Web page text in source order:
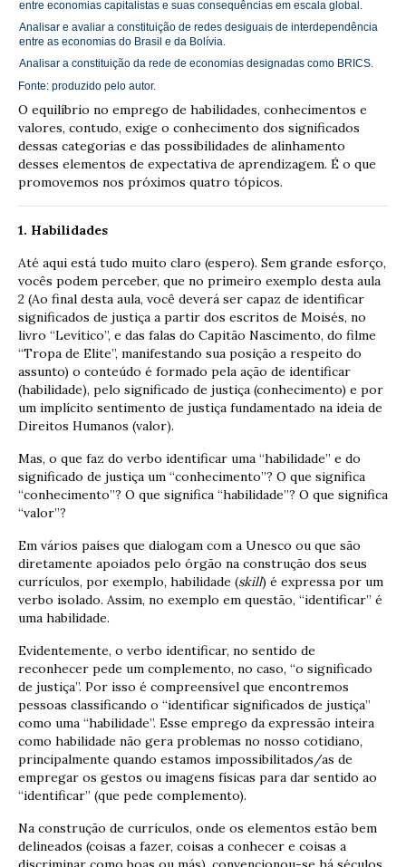
entre economias capitalistas e suas consequências em escala global.
Analisar e avaliar a constituição de redes desiguais de interdependência
entre as economias do Brasil e da Bolívia.
Analisar a constituição da rede de economias designadas como BRICS.
Fonte: produzido pelo autor.
O equilíbrio no emprego de habilidades, conhecimentos e
valores, contudo, exige o conhecimento dos significados
dessas categorias e das possibilidades de alinhamento
desses elementos de expectativa de aprendizagem. É o que
promovemos nos próximos quatro tópicos.
1. Habilidades
Até aqui está tudo muito claro (espero). Sem grande esforço,
vocês podem perceber, que no primeiro exemplo desta aula
2 (Ao final desta aula, você deverá ser capaz de identificar
significados de justiça a partir dos escritos de Moisés, no
livro “Levítico”, e das falas do Capitão Nascimento, do filme
“Tropa de Elite”, manifestando sua posição a respeito do
assunto) o conteúdo é formado pela ação de identificar
(habilidade), pelo significado de justiça (conhecimento) e por
um implícito sentimento de justiça fundamentado na ideia de
Direitos Humanos (valor).
Mas, o que faz do verbo identificar uma “habilidade” e do
significado de justiça um “conhecimento”? O que significa
“conhecimento”? O que significa “habilidade”? O que significa
“valor”?
Em vários países que dialogam com a Unesco ou que são
diretamente apoiados pelo órgão na construção dos seus
currículos, por exemplo, habilidade (skill) é expressa por um
verbo isolado. Assim, no exemplo em questão, “identificar” é
uma habilidade.
Evidentemente, o verbo identificar, no sentido de
reconhecer pede um complemento, no caso, “o significado
de justiça”. Por isso é compreensível que encontremos
pessoas classificando o “identificar significados de justiça”
como uma “habilidade”. Esse emprego da expressão inteira
como habilidade não gera problemas no nosso cotidiano,
principalmente quando estamos impossibilitados/as de
empregar os gestos ou imagens físicas para dar sentido ao
“identificar” (que pede complemento).
Na construção de currículos, onde os elementos estão bem
delineados (coisas a fazer, coisas a conhecer e coisas a